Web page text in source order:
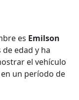
es Emilson
edad y ha
el vehículo
un período de